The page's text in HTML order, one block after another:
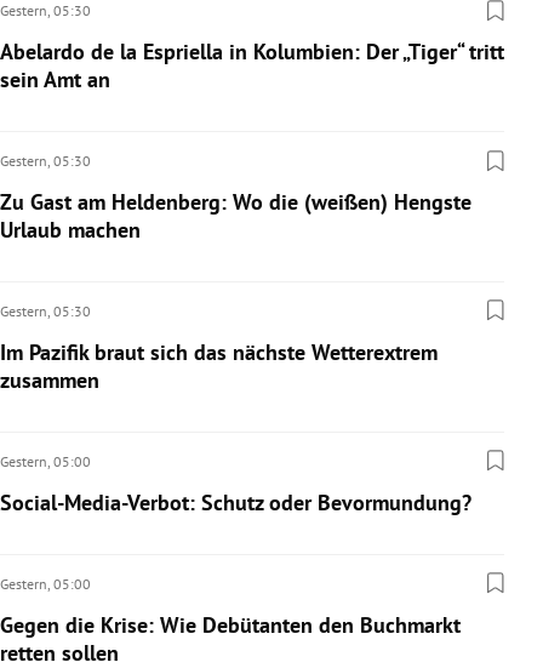
Gestern, 05:30
Abelardo de la Espriella in Kolumbien: Der „Tiger“ tritt
sein Amt an
Gestern, 05:30
Zu Gast am Heldenberg: Wo die (weißen) Hengste
Urlaub machen
Gestern, 05:30
Im Pazifik braut sich das nächste Wetterextrem
zusammen
Gestern, 05:00
Social-Media-Verbot: Schutz oder Bevormundung?
Gestern, 05:00
Gegen die Krise: Wie Debütanten den Buchmarkt
retten sollen